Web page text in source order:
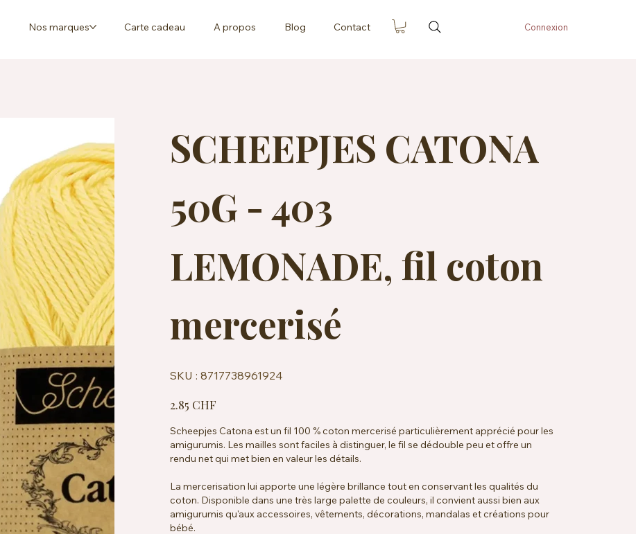
Nos marques Carte cadeau A propos Blog Contact Connexion
SCHEEPJES CATONA
50G - 403
LEMONADE, fil coton
mercerisé
SKU : 8717738961924
8717738961924
2.85 CHF
Scheepjes Catona est un fil 100 % coton mercerisé particulièrement apprécié pour les
amigurumis. Les mailles sont faciles à distinguer, le fil se dédouble peu et offre un
rendu net qui met bien en valeur les détails.
La mercerisation lui apporte une légère brillance tout en conservant les qualités du
coton. Disponible dans une très large palette de couleurs, il convient aussi bien aux
amigurumis qu'aux accessoires, vêtements, décorations, mandalas et créations pour
bébé.